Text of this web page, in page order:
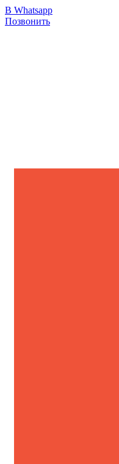
В Whatsapp
Позвонить